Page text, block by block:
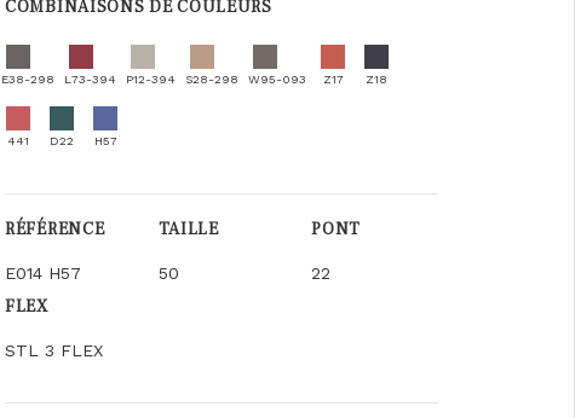
COMBINAISONS DE COULEURS
E38-298 L73-394 P12-394 S28-298 W95-093 Z17 Z18
441 D22 H57
RÉFÉRENCE
E014 H57
TAILLE
50
PONT
22
FLEX
STL 3 FLEX